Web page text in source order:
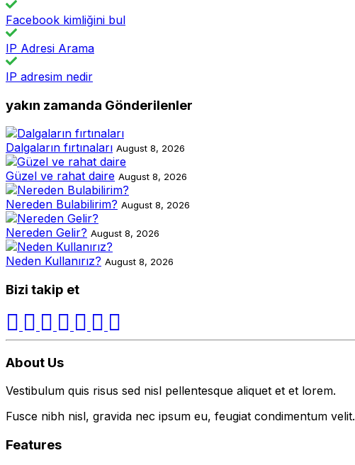
Facebook kimliğini bul
IP Adresi Arama
IP adresim nedir
yakın zamanda Gönderilenler
Dalgaların fırtınaları August 8, 2026
Güzel ve rahat daire August 8, 2026
Nereden Bulabilirim? August 8, 2026
Nereden Gelir? August 8, 2026
Neden Kullanırız? August 8, 2026
Bizi takip et
About Us
Vestibulum quis risus sed nisl pellentesque aliquet et et lorem.
Fusce nibh nisl, gravida nec ipsum eu, feugiat condimentum velit.
Features